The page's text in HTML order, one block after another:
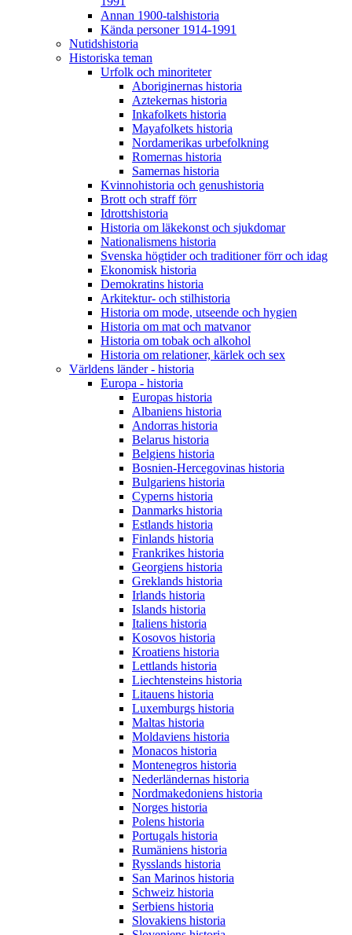
Annan 1900-talshistoria
Kända personer 1914-1991
Nutidshistoria
Historiska teman
Urfolk och minoriteter
Aboriginernas historia
Aztekernas historia
Inkafolkets historia
Mayafolkets historia
Nordamerikas urbefolkning
Romernas historia
Samernas historia
Kvinnohistoria och genushistoria
Brott och straff förr
Idrottshistoria
Historia om läkekonst och sjukdomar
Nationalismens historia
Svenska högtider och traditioner förr och idag
Ekonomisk historia
Demokratins historia
Arkitektur- och stilhistoria
Historia om mode, utseende och hygien
Historia om mat och matvanor
Historia om tobak och alkohol
Historia om relationer, kärlek och sex
Världens länder - historia
Europa - historia
Europas historia
Albaniens historia
Andorras historia
Belarus historia
Belgiens historia
Bosnien-Hercegovinas historia
Bulgariens historia
Cyperns historia
Danmarks historia
Estlands historia
Finlands historia
Frankrikes historia
Georgiens historia
Greklands historia
Irlands historia
Islands historia
Italiens historia
Kosovos historia
Kroatiens historia
Lettlands historia
Liechtensteins historia
Litauens historia
Luxemburgs historia
Maltas historia
Moldaviens historia
Monacos historia
Montenegros historia
Nederländernas historia
Nordmakedoniens historia
Norges historia
Polens historia
Portugals historia
Rumäniens historia
Rysslands historia
San Marinos historia
Schweiz historia
Serbiens historia
Slovakiens historia